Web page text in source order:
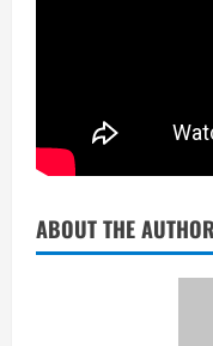
ABOUT THE AUTHOR